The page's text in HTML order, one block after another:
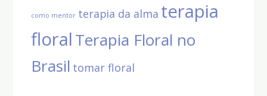
como mentor terapia da alma terapia
floralTerapia Floral no
Brasil tomar floral